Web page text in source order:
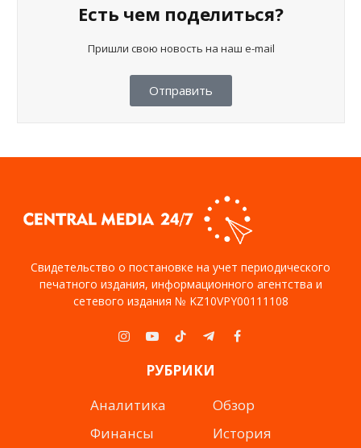
Есть чем поделиться?
Пришли свою новость на наш e-mail
Отправить
Свидетельство о постановке на учет периодического
печатного издания, информационного агентства и
сетевого издания № KZ10VPY00111108
Instagram
YouTubeTikTokTelegramFacebook
РУБРИКИ
Аналитика
Финансы
Обзор
История